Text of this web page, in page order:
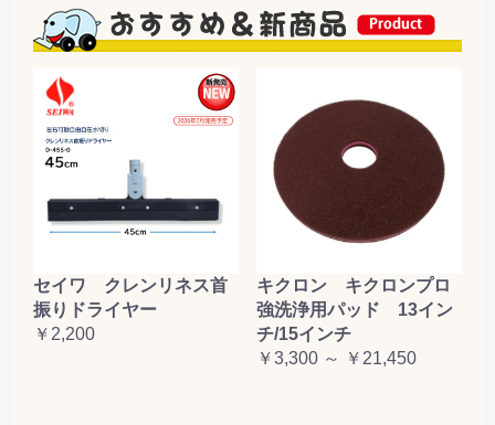
セイワ クレンリネス首
振りドライヤー
￥2,200
キクロン キクロンプロ
強洗浄用パッド 13イン
チ/15インチ
￥3,300 ～ ￥21,450